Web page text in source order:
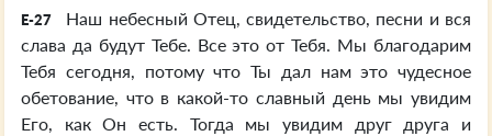
E-27
Наш небесный Отец, свидетельство, песни и вся
слава да будут Тебе. Все это от Тебя. Мы благодарим
Тебя сегодня, потому что Ты дал нам это чудесное
обетование, что в какой-то славный день мы увидим
Его, как Он есть. Тогда мы увидим друг друга и